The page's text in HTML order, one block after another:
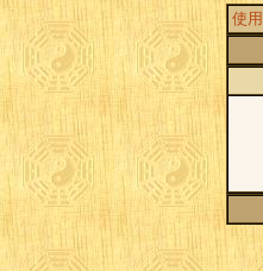
使